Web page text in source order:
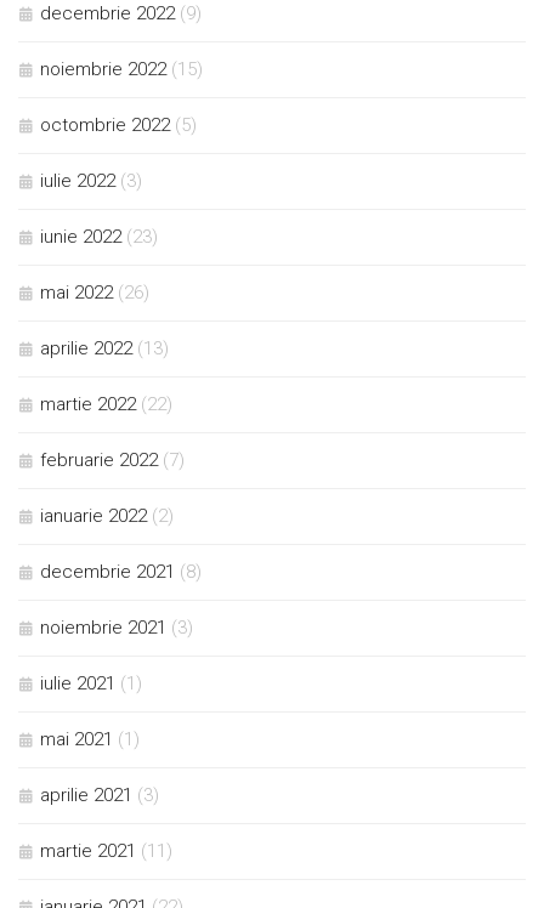
decembrie 2022(9)
noiembrie 2022(15)
octombrie 2022(5)
iulie 2022(3)
iunie 2022(23)
mai 2022(26)
aprilie 2022(13)
martie 2022(22)
februarie 2022(7)
ianuarie 2022(2)
decembrie 2021 (8)
noiembrie 2021 (3)
iulie 2021 (1)
mai 2021 (1)
aprilie 2021 (3)
martie 2021 (11)